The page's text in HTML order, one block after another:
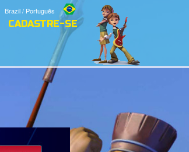
Brazil / Português
CADASTRE-SE